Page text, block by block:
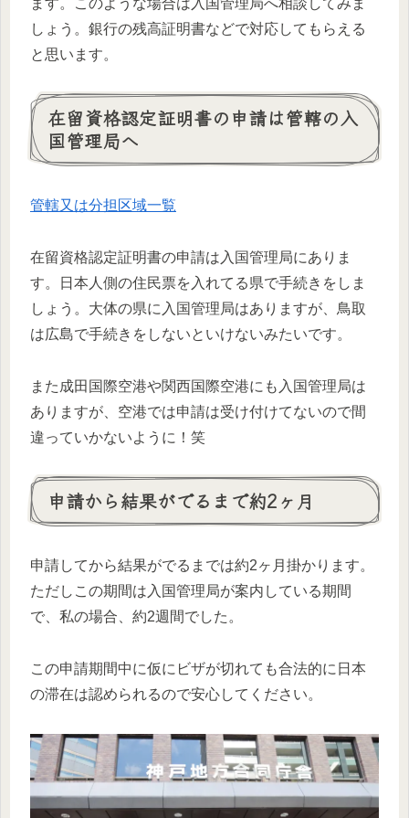
ます。このような場合は入国管理局へ相談してみま
しょう。銀行の残高証明書などで対応してもらえる
と思います。
在留資格認定証明書の申請は管轄の入
国管理局へ
管轄又は分担区域一覧
在留資格認定証明書の申請は入国管理局にありま
す。日本人側の住民票を入れてる県で手続きをしま
しょう。大体の県に入国管理局はありますが、鳥取
は広島で手続きをしないといけないみたいです。
また成田国際空港や関西国際空港にも入国管理局は
ありますが、空港では申請は受け付けてないので間
違っていかないように！笑
申請から結果がでるまで約2ヶ月
申請してから結果がでるまでは約2ヶ月掛かります。
ただしこの期間は入国管理局が案内している期間
で、私の場合、約2週間でした。
この申請期間中に仮にビザが切れても合法的に日本
の滞在は認められるので安心してください。